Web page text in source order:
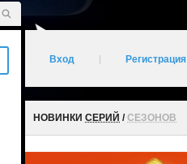
Вход Регистрация
НОВИНКИ СЕРИЙ /СЕЗОНОВ